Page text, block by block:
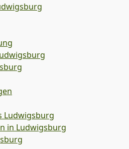
Ludwigsburg
in Ludwigsburg